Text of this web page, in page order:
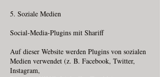
5. Soziale Medien
Social-Media-Plugins mit Shariff
Auf dieser Website werden Plugins von sozialen
Medien verwendet (z. B. Facebook, Twitter,
Instagram,